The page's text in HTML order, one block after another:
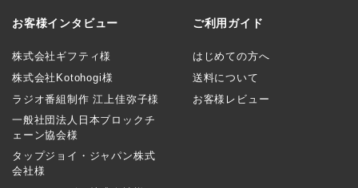
お客様インタビュー
株式会社ギフティ様
株式会社Kotohogi様
ラジオ番組制作 江上佳弥子様
一般社団法人日本ブロックチ
ェーン協会様
タップジョイ・ジャパン株式
会社様
ご利用ガイド
はじめての方へ
送料について
お客様レビュー